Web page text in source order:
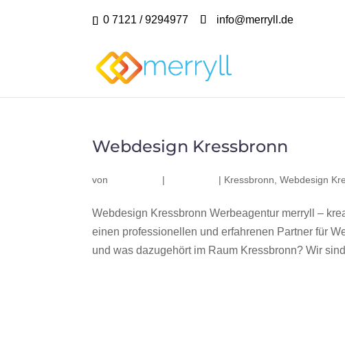
0 7121 / 9294977 info@merryll.de
Webdesign Kressbronn
von | | Kressbronn ,Webdesign
Webdesign Kressbronn Werbeagentur merryll –
einen professionellen und erfahrenen Partner für
und was dazugehört im Raum Kressbronn? Wir